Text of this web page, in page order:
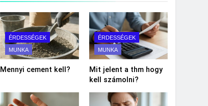
ÉRDESSÉGEK
MUNKA
Mennyi cement kell?
ÉRDESSÉGEK
MUNKA
Mit jelent a thm hogy
kell számolni?